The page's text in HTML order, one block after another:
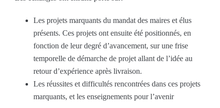
Les projets marquants du mandat des maires et élus
présents. Ces projets ont ensuite été positionnés, en
fonction de leur degré d’avancement, sur une frise
temporelle de démarche de projet allant de l’idée au
retour d’expérience après livraison.
Les réussites et difficultés rencontrées dans ces projets
marquants, et les enseignements pour l’avenir